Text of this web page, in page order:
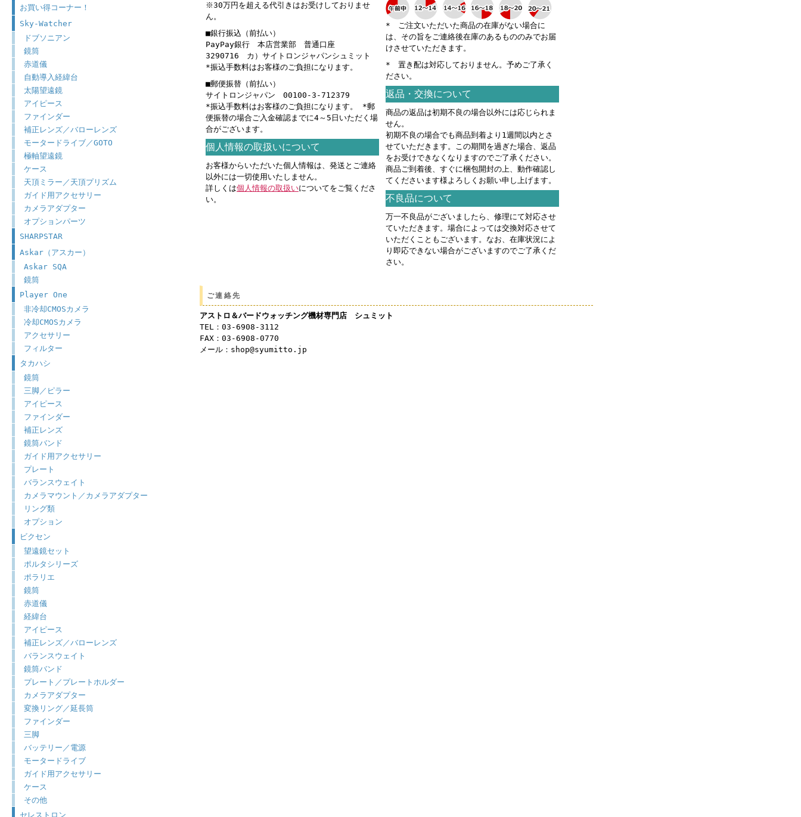
お買い得コーナー！
Sky-Watcher
ドブソニアン
鏡筒
赤道儀
自動導入経緯台
太陽望遠鏡
アイピース
ファインダー
補正レンズ／バローレンズ
モータードライブ／GOTO
極軸望遠鏡
ケース
天頂ミラー／天頂プリズム
ガイド用アクセサリー
カメラアダプター
オプションパーツ
SHARPSTAR
Askar（アスカー）
Askar SQA
鏡筒
Player One
非冷却CMOSカメラ
冷却CMOSカメラ
アクセサリー
フィルター
タカハシ
鏡筒
三脚／ピラー
アイピース
ファインダー
補正レンズ
鏡筒バンド
ガイド用アクセサリー
プレート
バランスウェイト
カメラマウント／カメラアダプター
リング類
オプション
ビクセン
望遠鏡セット
ポルタシリーズ
ポラリエ
鏡筒
赤道儀
経緯台
アイピース
補正レンズ／バローレンズ
バランスウェイト
鏡筒バンド
プレート／プレートホルダー
カメラアダプター
変換リング／延長筒
ファインダー
三脚
バッテリー／電源
モータードライブ
ガイド用アクセサリー
ケース
その他
セレストロン
※30万円を超える代引きはお受けしておりませ
ん。
■銀行振込（前払い）
PayPay銀行 本店営業部 普通口座
3290716 カ）サイトロンジャパンシュミット
*振込手数料はお客様のご負担になります。
■郵便振替（前払い）
サイトロンジャパン 00100-3-712379
*振込手数料はお客様のご負担になります。 *郵
便振替の場合ご入金確認までに4～5日いただく場
合がございます。
個人情報の取扱いについて
お客様からいただいた個人情報は、発送とご連絡
以外には一切使用いたしません。
詳しくは個人情報の取扱いについてをご覧くださ
い。
* ご注文いただいた商品の在庫がない場合に
は、その旨をご連絡後在庫のあるもののみでお届
けさせていただきます。
* 置き配は対応しておりません。予めご了承く
ださい。
返品・交換について
商品の返品は初期不良の場合以外には応じられま
せん。
初期不良の場合でも商品到着より1週間以内とさ
せていただきます。この期間を過ぎた場合、返品
をお受けできなくなりますのでご了承ください。
商品ご到着後、すぐに梱包開封の上、動作確認し
てくださいます様よろしくお願い申し上げます。
不良品について
万一不良品がございましたら、修理にて対応させ
ていただきます。場合によっては交換対応させて
いただくこともございます。なお、在庫状況によ
り即応できない場合がございますのでご了承くだ
さい。
ご連絡先
アストロ＆バードウォッチング機材専門店 シュミット
TEL：03-6908-3112
FAX：03-6908-0770
メール：shop@syumitto.jp